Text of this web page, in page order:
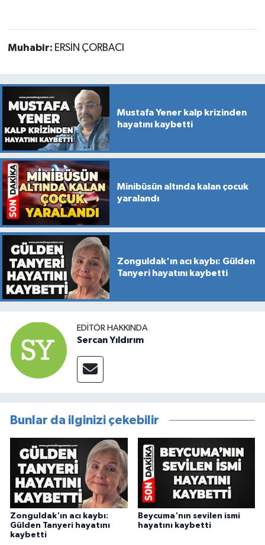
Muhabir: ERSİN ÇORBACI
Mustafa Yener kalp krizinden
hayatını kaybetti
Minibüsün altında kalan çocuk
yaralandı
Zonguldak'ın acı kaybı: Gülden
Tanyeri hayatını kaybetti
EDITÖR HAKKINDA
Sercan Yıldırım
Bunlar da ilginizi çekebilir
Zonguldak'ın acı kaybı:
Gülden Tanyeri hayatını
kaybetti
Beycuma'nın sevilen ismi
hayatını kaybetti